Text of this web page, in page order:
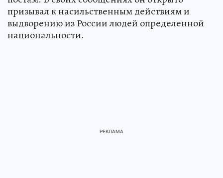
призывал к насильственным действиям и
выдворению из России людей определенной
национальности.